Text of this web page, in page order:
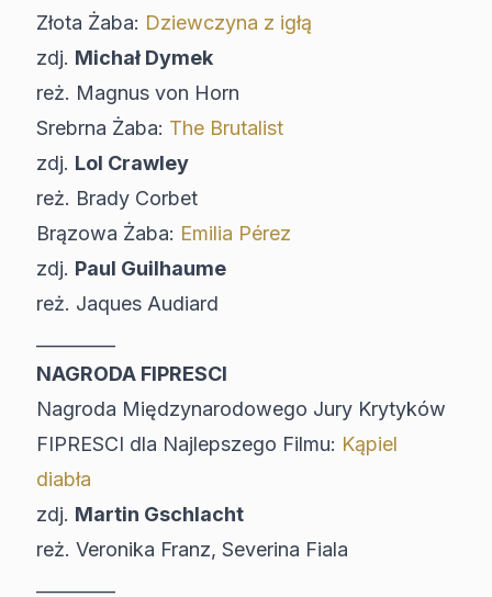
Złota Żaba: Dziewczyna z igłą
zdj. Michał Dymek
reż. Magnus von Horn
Srebrna Żaba: The Brutalist
zdj. Lol Crawley
reż. Brady Corbet
Brązowa Żaba: Emilia Pérez
zdj. Paul Guilhaume
reż. Jaques Audiard
NAGRODA FIPRESCI
Nagroda Międzynarodowego Jury Krytyków
FIPRESCI dla Najlepszego Filmu: Kąpiel
diabła
zdj. Martin Gschlacht
reż. Veronika Franz, Severina Fiala